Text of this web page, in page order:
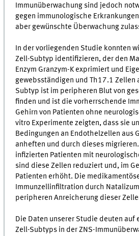
Immunüberwachung sind jedoch
gegen immunologische
aber gewünschte Überwachung
In der vorliegenden Studie konnten
Zell-Subtyp identifizieren, der den
Enzym Granzym-K exprimiert und
gewebsständigen und Th17.1 Zellen
Subtyp ist im peripheren Blut von
finden und ist die vorherrschende
Gehirn von Patienten ohne
vitro Experimente zeigten, dass sie
Bedingungen an Endothelzellen aus
anheften und durch dieses
infizierten Patienten mit
sind diese Zellen reduziert und, im
Patienten erhöht. Die
Immunzellinfiltration durch
peripheren Anreicherung dieser
Die Daten unserer Studie deuten auf
Zell-Subtyps in der ZNS-